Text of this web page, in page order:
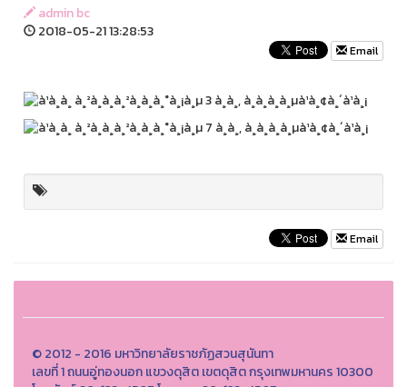
admin bc
2018-05-21 13:28:53
Email
Email
© 2012 - 2016 มหาวิทยาลัยราชภัฏสวนสุนันทา
เลขที่ 1 ถนนอู่ทองนอก แขวงดุสิต เขตดุสิต กรุงเทพมหานคร 10300